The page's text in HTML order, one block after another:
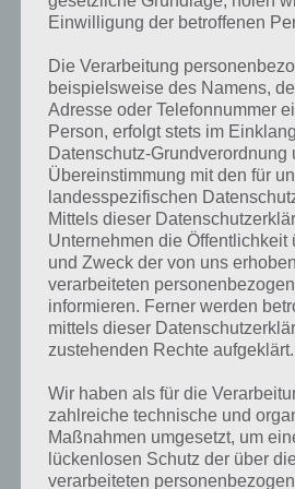
Wie oft wirst du Ice Age Die Siedlung
Siedlung stellen. Kann man stündlich
mal am Tag. Dementsprechend sollte
geben bspw. die Spaßgeräte je nach
Belohnungen. Von der Effizienz her sind
die wenigste Zeit benötigen, am besten.
alle 3 Minuten spielen. Daher sollte man
nach 1 Stunde, 4 Stunden, 8 Stunden
errichtet.
Dekorationen und Wege sind gute
Gleich zu beginn sollte man in Ice Age
Dekorationen mit einplanen, denn auch
Bonus) und vieles mehr. Wenn ihr
freischaltet, bekommt ihr den Eis-Scrat,
von den Tieren stellen solltet.
Einwilligung der betroffenen
Die Verarbeitung
beispielsweise des Namens,
Adresse oder Telefonnummer
Person, erfolgt stets im
Datenschutz-Grundverordnung
Übereinstimmung mit den für
landesspezifischen
Mittels dieser
Unternehmen die Öffentlichkeit
und Zweck der von uns
verarbeiteten
informieren. Ferner werden
mittels dieser
zustehenden Rechte aufgeklärt.
Wir haben als für die
zahlreiche technische und
Maßnahmen umgesetzt, um
lückenlosen Schutz der über
verarbeiteten